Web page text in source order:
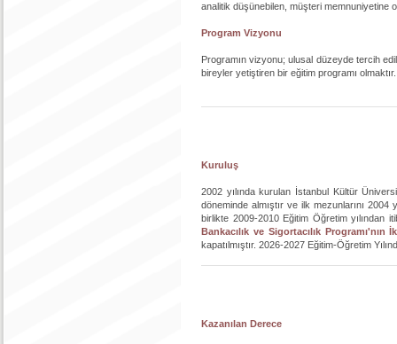
analitik düşünebilen, müşteri memnuniyetine
Program Vizyonu
Programın vizyonu; ulusal düzeyde tercih
bireyler yetiştiren bir eğitim programı
Kuruluş
2002 yılında kurulan İstanbul Kültür
döneminde almıştır ve ilk mezunlarını
birlikte 2009-2010 Eğitim Öğretim yılından
Bankacılık ve Sigortacılık
kapatılmıştır. 2026-2027 Eğitim-Öğretim
Kazanılan Derece